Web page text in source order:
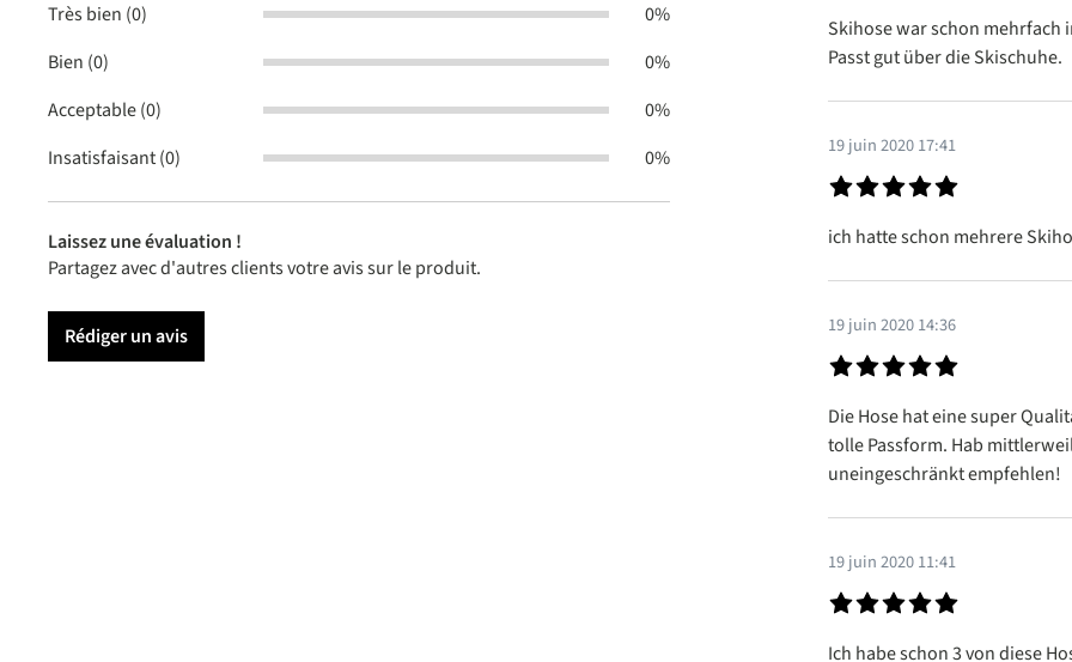
Très bien (0)
0%
Bien (0)
0%
Acceptable (0)
0%
Insatisfaisant (0)
0%
Laissez une évaluation !
Partagez avec d'autres clients votre avis sur le produit.
Rédiger un avis
Skihose war schon mehrfach
Passt gut über die Skischuhe.
19 juin 2020 17:41
ich hatte schon mehrere
19 juin 2020 14:36
Die Hose hat eine super
tolle Passform. Hab
uneingeschränkt empfehlen!
19 juin 2020 11:41
Ich habe schon 3 von diese